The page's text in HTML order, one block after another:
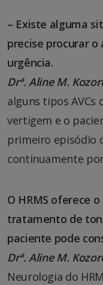
– Existe alguma
precise procurar
urgência.
Drª. Aline M.
alguns tipos AVCs
vertigem e o
primeiro episódio
continuamente
O HRMS oferece
tratamento de
paciente pode
Drª. Aline M.
Neurologia do